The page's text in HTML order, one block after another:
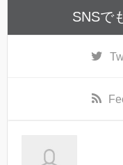
SNSで